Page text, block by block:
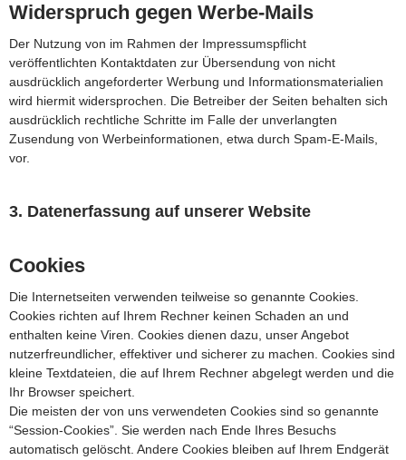
Widerspruch gegen Werbe-Mails
Der Nutzung von im Rahmen der Impressumspflicht
veröffentlichten Kontaktdaten zur Übersendung von nicht
ausdrücklich angeforderter Werbung und Informationsmaterialien
wird hiermit widersprochen. Die Betreiber der Seiten behalten sich
ausdrücklich rechtliche Schritte im Falle der unverlangten
Zusendung von Werbeinformationen, etwa durch Spam-E-Mails,
vor.
3. Datenerfassung auf unserer Website
Cookies
Die Internetseiten verwenden teilweise so genannte Cookies.
Cookies richten auf Ihrem Rechner keinen Schaden an und
enthalten keine Viren. Cookies dienen dazu, unser Angebot
nutzerfreundlicher, effektiver und sicherer zu machen. Cookies sind
kleine Textdateien, die auf Ihrem Rechner abgelegt werden und die
Ihr Browser speichert.
Die meisten der von uns verwendeten Cookies sind so genannte
“Session-Cookies”. Sie werden nach Ende Ihres Besuchs
automatisch gelöscht. Andere Cookies bleiben auf Ihrem Endgerät